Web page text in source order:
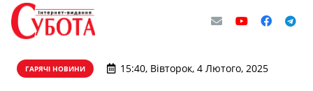
ГАРЯЧІ НОВИНИ 15:40, Вівторок, 4 Лютого, 2025